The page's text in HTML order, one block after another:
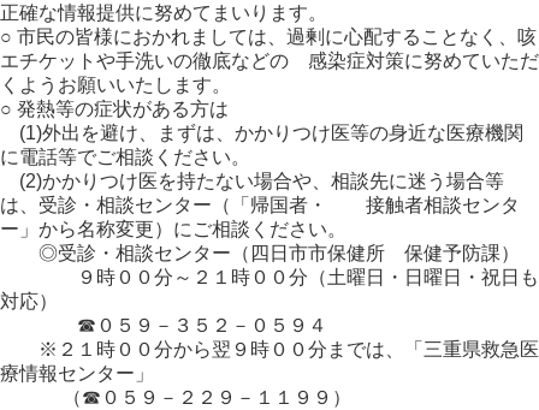
正確な情報提供に努めてまいります。
○ 市民の皆様におかれましては、過剰に心配することなく、咳
エチケットや手洗いの徹底などの 感染症対策に努めていただ
くようお願いいたします。
○ 発熱等の症状がある方は
(1)外出を避け、まずは、かかりつけ医等の身近な医療機関
に電話等でご相談ください。
(2)かかりつけ医を持たない場合や、相談先に迷う場合等
は、受診・相談センター（「帰国者・ 接触者相談センタ
ー」から名称変更）にご相談ください。
◎受診・相談センター（四日市市保健所 保健予防課）
９時００分～２１時００分（土曜日・日曜日・祝日も
対応）
☎０５９－３５２－０５９４
※２１時００分から翌９時００分までは、「三重県救急医
療情報センター」
（☎０５９－２２９－１１９９）